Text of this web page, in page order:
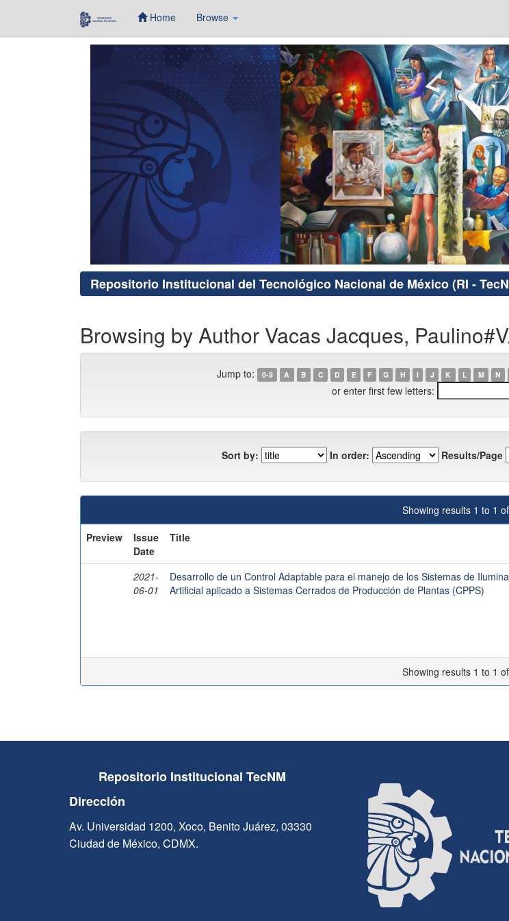
Home Browse
Repositorio Institucional del Tecnológico Nacional de México (RI -
Browsing by Author Vacas Jacques,
Jump to: 0-9 A B C D E F G H I J K L M N
or enter first few letters:
Sort by: In order: Results/Page
Showing results 1 to 1
Preview
Issue
Date
Title
2021-
06-01
Desarrollo de un Control Adaptable para el manejo de los Sistemas de
Artificial aplicado a Sistemas Cerrados de Producción de Plantas (CPPS)
Showing results 1 to 1
Repositorio Institucional TecNM
Dirección
Av. Universidad 1200, Xoco, Benito Juárez, 03330
Ciudad de México, CDMX.